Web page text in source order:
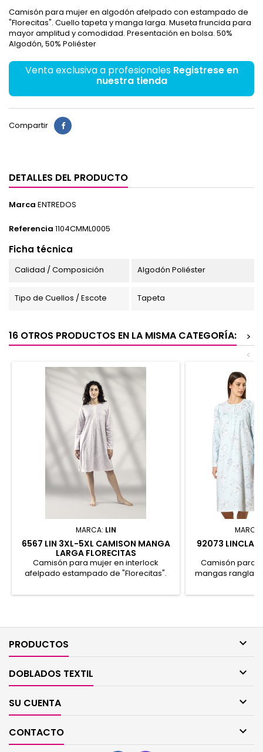
Camisón para mujer en algodón afelpado con estampado de
"Florecitas". Cuello tapeta y manga larga. Museta fruncida para
mayor amplitud y comodidad. Presentación en bolsa. 50%
Algodón, 50% Poliéster
Venta exclusiva a profesionales Registrese en
nuestra tienda
Compartir
DETALLES DEL PRODUCTO
Marca ENTREDOS
Referencia 1104CMML0005
Ficha técnica
Calidad / Composición Algodón Poliéster
Tipo de Cuellos / Escote Tapeta
16 OTROS PRODUCTOS EN LA MISMA CATEGORÍA:
>
<
MARCA: LIN
6567 LIN 3XL-5XL CAMISON MANGA
LARGA FLORECITAS
Camisón para mujer en interlock
afelpado estampado de "Florecitas".
Presentación en caja. 100% Algodón
92073
Camisón para
mangas ranglan
fruncido en
marca.
PRODUCTOS 
DOBLADOS TEXTIL 
SU CUENTA 
CONTACTO 